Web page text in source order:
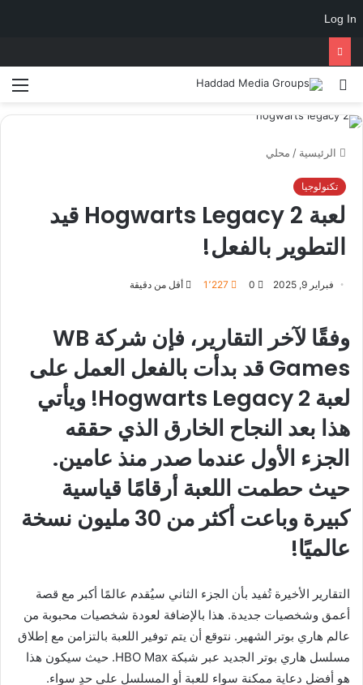
Log In
الرئيسية / محلي
تكنولوجيا
لعبة Hogwarts Legacy 2 قيد
التطوير بالفعل!
فبراير 9, 2025 0 1٬227 أقل من دقيقة
وفقًا لآخر التقارير، فإن شركة WB
Games قد بدأت بالفعل العمل على
لعبة Hogwarts Legacy 2! ويأتي
هذا بعد النجاح الخارق الذي حققه
الجزء الأول عندما صدر منذ عامين.
حيث حطمت اللعبة أرقامًا قياسية
كبيرة وباعت أكثر من 30 مليون نسخة
عالميًا!
التقارير الأخيرة تُفيد بأن الجزء الثاني سيُقدم عالمًا أكبر مع قصة
أعمق وشخصيات جديدة. هذا بالإضافة لعودة شخصيات محبوبة من
عالم هاري بوتر الشهير. نتوقع أن يتم توفير اللعبة بالتزامن مع إطلاق
مسلسل هاري بوتر الجديد عبر شبكة HBO Max. حيث سيكون هذا
هو أفضل دعاية ممكنة سواء للعبة أو المسلسل على حدٍ سواء.